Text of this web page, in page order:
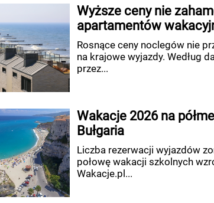
Wyższe ceny nie
apartamentów
Rosnące ceny noclegów nie
na krajowe wyjazdy. Według
przez...
Wakacje 2026 na
Bułgaria
Liczba rezerwacji wyjazdów
połowę wakacji szkolnych
Wakacje.pl...